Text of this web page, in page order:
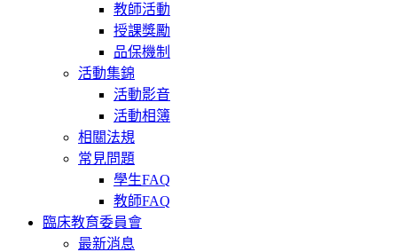
教師活動
授課獎勵
品保機制
活動集錦
活動影音
活動相簿
相關法規
常見問題
學生FAQ
教師FAQ
臨床教育委員會
最新消息